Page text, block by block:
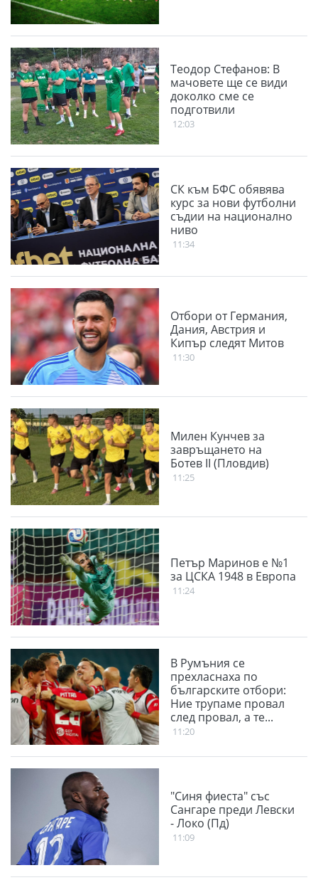
Теодор Стефанов: В
мачовете ще се види
доколко сме се
подготвили
12:03
СК към БФС обявява
курс за нови футболни
съдии на национално
ниво
11:34
Отбори от Германия,
Дания, Австрия и
Кипър следят Митов
11:30
Милен Кунчев за
завръщането на
Ботев II (Пловдив)
11:25
Петър Маринов е №1
за ЦСКА 1948 в Европа
11:24
В Румъния се
прехласнаха по
българските отбори:
Ние трупаме провал
след провал, а те...
11:20
"Синя фиеста" със
Сангаре преди Левски
- Локо (Пд)
11:09